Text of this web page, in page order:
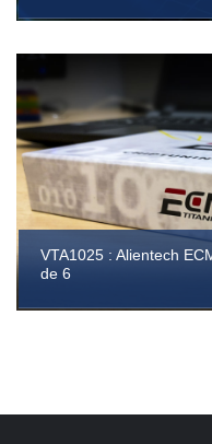
VTA1025 : Alientech
de 6